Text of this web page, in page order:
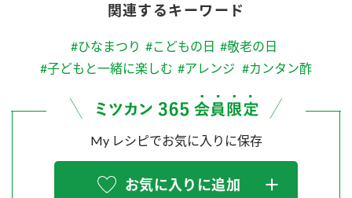
関連するキーワード
#ひなまつり #こどもの日 #敬老の日
#子どもと一緒に楽しむ #アレンジ #カンタン酢
My レシピでお気に入りに保存
お気に入りに追加